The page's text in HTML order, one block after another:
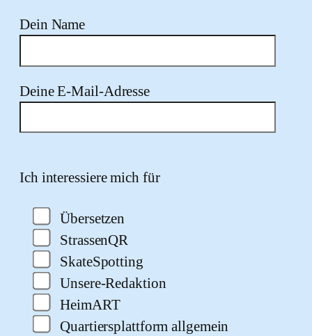
Dein Name
Deine E-Mail-Adresse
Ich interessiere mich für
Übersetzen
StrassenQR
SkateSpotting
Unsere-Redaktion
HeimART
Quartiersplattform allgemein